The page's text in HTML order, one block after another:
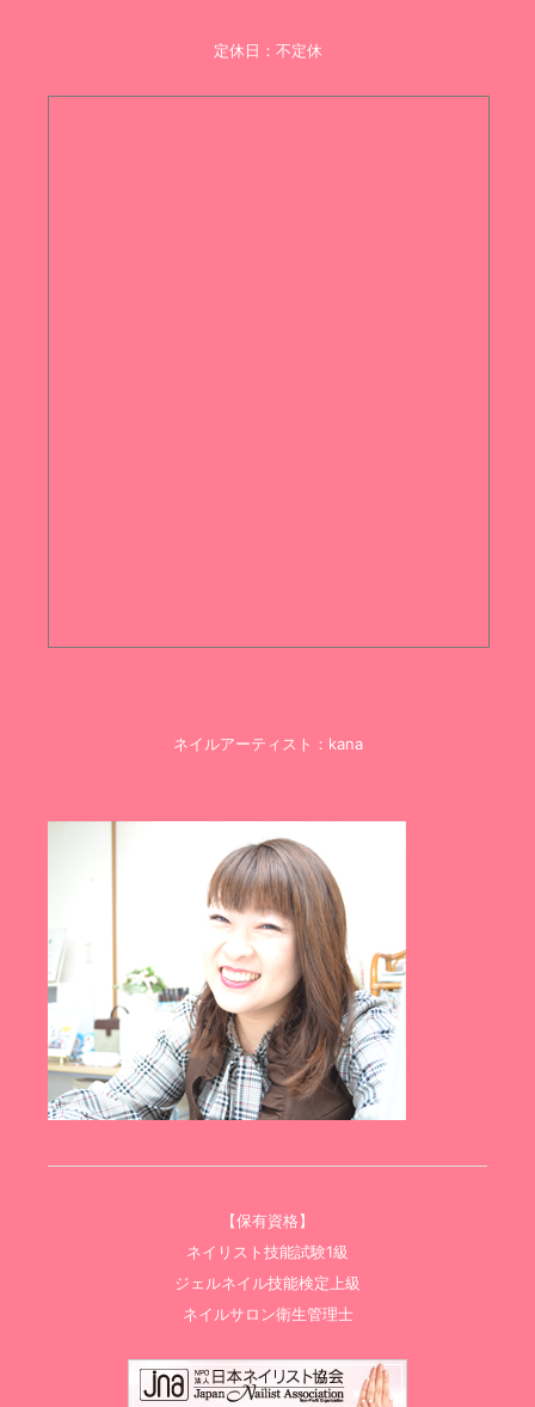
定休日：不定休
ネイルアーティスト：kana
【保有資格】
ネイリスト技能試験1級
ジェルネイル技能検定上級
ネイルサロン衛生管理士